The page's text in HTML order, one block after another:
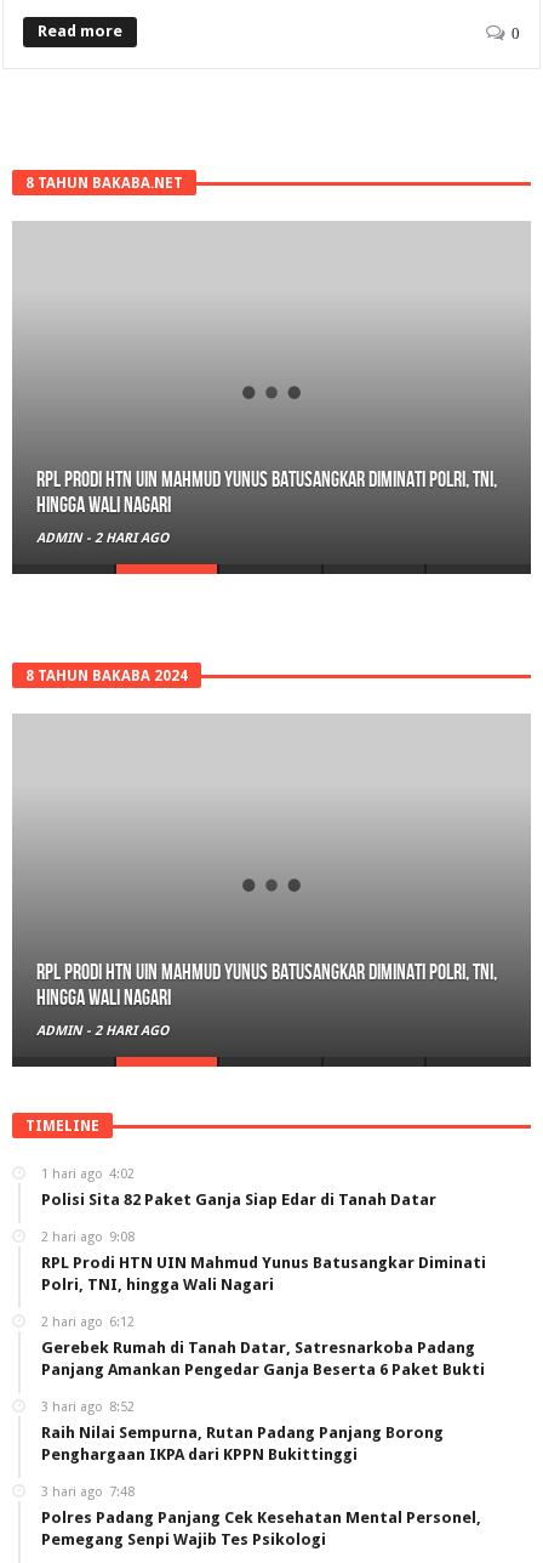
Read more 0
8 TAHUN BAKABA.NET
RPL Prodi HTN UIN Mahmud Yunus Batusangkar Diminati Polri, TNI,
hingga Wali Nagari
ADMIN - 2 HARI AGO
8 TAHUN BAKABA 2024
RPL Prodi HTN UIN Mahmud Yunus Batusangkar Diminati Polri, TNI,
hingga Wali Nagari
ADMIN - 2 HARI AGO
TIMELINE
1 hari ago 4:02
Polisi Sita 82 Paket Ganja Siap Edar di Tanah Datar
2 hari ago 9:08
RPL Prodi HTN UIN Mahmud Yunus Batusangkar Diminati
Polri, TNI, hingga Wali Nagari
2 hari ago 6:12
Gerebek Rumah di Tanah Datar, Satresnarkoba Padang
Panjang Amankan Pengedar Ganja Beserta 6 Paket Bukti
3 hari ago 8:52
Raih Nilai Sempurna, Rutan Padang Panjang Borong
Penghargaan IKPA dari KPPN Bukittinggi
3 hari ago 7:48
Polres Padang Panjang Cek Kesehatan Mental Personel,
Pemegang Senpi Wajib Tes Psikologi